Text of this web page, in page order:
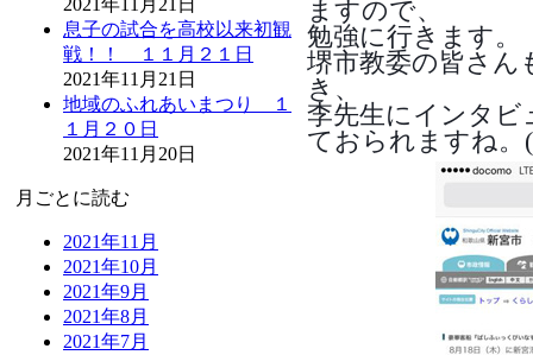
2021年11月21日
息子の試合を高校以来初観
戦！！ １１月２１日
2021年11月21日
地域のふれあいまつり １
１月２０日
2021年11月20日
月ごとに読む
2021年11月
2021年10月
2021年9月
2021年8月
2021年7月
ますので、
勉強に行きます。
堺市教委の皆さん
き、
李先生にインタビ
ておられますね。